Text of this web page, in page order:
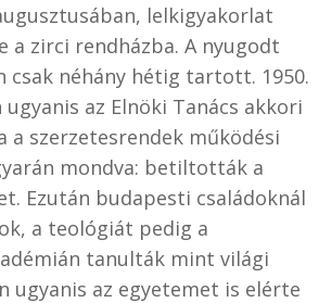
lelkigyakorlat
zirci rendházba. A nyugodt
csak néhány hétig tartott. 1950.
az Elnöki Tanács akkori
a szerzetesrendek működési
mondva: betiltották a
Ezután budapesti családoknál
a teológiát pedig a
tanulták mint világi
ugyanis az egyetemet is elérte